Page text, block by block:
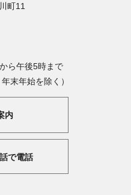
町11
ら午後5時まで
末年始を除く）
内
で電話